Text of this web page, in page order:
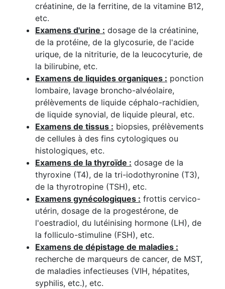
créatinine, de la ferritine, de la vitamine B12,
etc.
Examens d'urine : dosage de la créatinine,
de la protéine, de la glycosurie, de l'acide
urique, de la nitriturie, de la leucocyturie, de
la bilirubine, etc.
Examens de liquides organiques : ponction
lombaire, lavage broncho-alvéolaire,
prélèvements de liquide céphalo-rachidien,
de liquide synovial, de liquide pleural, etc.
Examens de tissus : biopsies, prélèvements
de cellules à des fins cytologiques ou
histologiques, etc.
Examens de la thyroïde : dosage de la
thyroxine (T4), de la tri-iodothyronine (T3),
de la thyrotropine (TSH), etc.
Examens gynécologiques : frottis cervico-
utérin, dosage de la progestérone, de
l'oestradiol, du lutéinising hormone (LH), de
la folliculo-stimuline (FSH), etc.
Examens de dépistage de maladies :
recherche de marqueurs de cancer, de MST,
de maladies infectieuses (VIH, hépatites,
syphilis, etc.), etc.